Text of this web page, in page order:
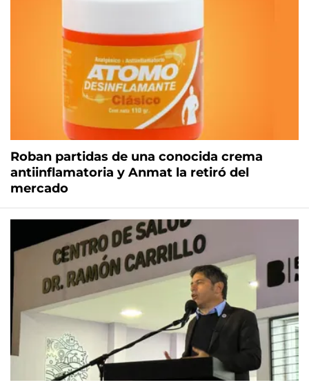
Roban partidas de una conocida crema
antiinflamatoria y Anmat la retiró del
mercado